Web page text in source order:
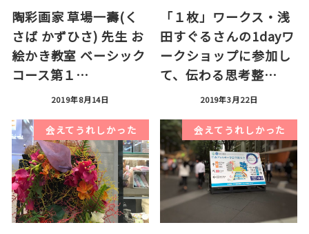
陶彩画家 草場一壽(く
さば かずひさ) 先生 お
絵かき教室 ベーシック
コース第１…
2019年8月14日
「１枚」ワークス・浅
田すぐるさんの1dayワ
ークショップに参加し
て、伝わる思考整…
2019年3月22日
会えてうれしかった 会えてうれしかった